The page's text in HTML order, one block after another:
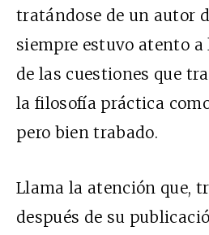
tratándose de un autor
siempre estuvo atento
de las cuestiones que
la filosofía práctica
pero bien trabado.
Llama la atención que,
después de su